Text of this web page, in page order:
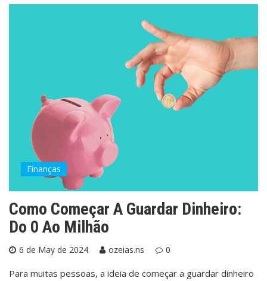
Finanças
Como Começar A Guardar Dinheiro:
Do 0 Ao Milhão
6 de May de 2024 ozeias.ns 0
Para muitas pessoas, a ideia de começar a guardar dinheiro